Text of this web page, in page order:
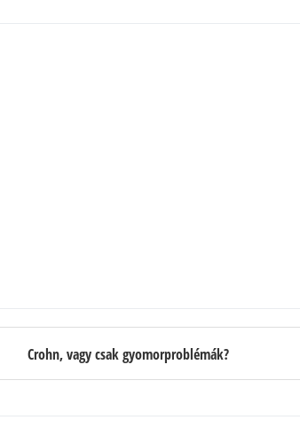
Crohn, vagy csak gyomorproblémák?